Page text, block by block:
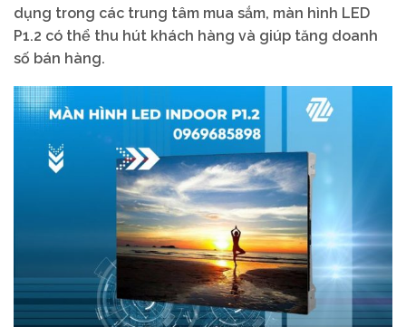
dụng trong các trung tâm mua sắm, màn hình LED
P1.2 có thể thu hút khách hàng và giúp tăng doanh
số bán hàng.